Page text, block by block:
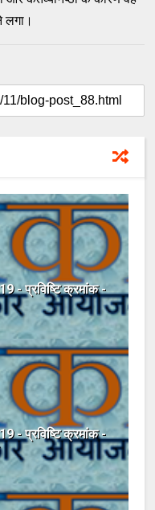
लगा।
- प्रविष्टि क्रमांक -
- प्रविष्टि क्रमांक -